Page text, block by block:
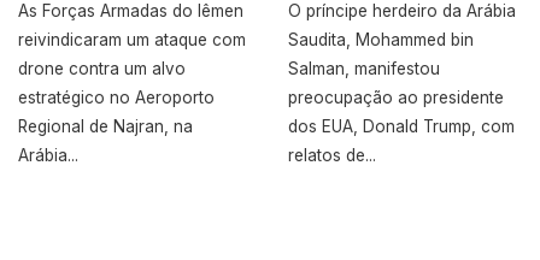
As Forças Armadas do Iêmen
reivindicaram um ataque com
drone contra um alvo
estratégico no Aeroporto
Regional de Najran, na
Arábia...
O príncipe herdeiro da Arábia
Saudita, Mohammed bin
Salman, manifestou
preocupação ao presidente
dos EUA, Donald Trump, com
relatos de...